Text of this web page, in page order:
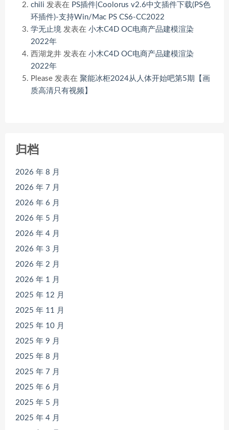
chili 发表在 PS插件|Coolorus v2.6中文插件下载(PS色
环插件)-支持Win/Mac PS CS6-CC2022
学无止境 发表在 小木C4D OC电商产品建模渲染
2022年
西湖龙井 发表在 小木C4D OC电商产品建模渲染
2022年
Please 发表在 聚能冰柜2024从人体开始吧第5期【画
质高清只有视频】
归档
2026 年 8 月
2026 年 7 月
2026 年 6 月
2026 年 5 月
2026 年 4 月
2026 年 3 月
2026 年 2 月
2026 年 1 月
2025 年 12 月
2025 年 11 月
2025 年 10 月
2025 年 9 月
2025 年 8 月
2025 年 7 月
2025 年 6 月
2025 年 5 月
2025 年 4 月